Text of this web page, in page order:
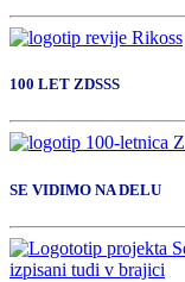
100 LET ZDSSS
SE VIDIMO NA DELU